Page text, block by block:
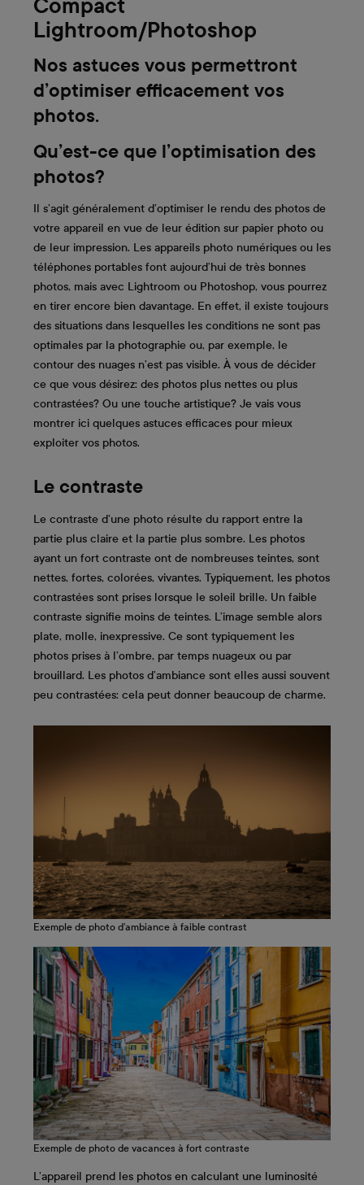
Compact
Lightroom/Photoshop
Nos astuces vous permettront
d’optimiser efficacement vos
photos.
Qu’est-ce que l’optimisation des
photos?
Il s’agit généralement d’optimiser le rendu des photos de
votre appareil en vue de leur édition sur papier photo ou
de leur impression. Les appareils photo numériques ou les
téléphones portables font aujourd’hui de très bonnes
photos, mais avec Lightroom ou Photoshop, vous pourrez
en tirer encore bien davantage. En effet, il existe toujours
des situations dans lesquelles les conditions ne sont pas
optimales par la photographie ou, par exemple, le
contour des nuages n’est pas visible. À vous de décider
ce que vous désirez: des photos plus nettes ou plus
contrastées? Ou une touche artistique? Je vais vous
montrer ici quelques astuces efficaces pour mieux
exploiter vos photos.
Le contraste
Le contraste d’une photo résulte du rapport entre la
partie plus claire et la partie plus sombre. Les photos
ayant un fort contraste ont de nombreuses teintes, sont
nettes, fortes, colorées, vivantes. Typiquement, les photos
contrastées sont prises lorsque le soleil brille. Un faible
contraste signifie moins de teintes. L’image semble alors
plate, molle, inexpressive. Ce sont typiquement les
photos prises à l’ombre, par temps nuageux ou par
brouillard. Les photos d’ambiance sont elles aussi souvent
peu contrastées: cela peut donner beaucoup de charme.
Exemple de photo d’ambiance à faible contrast
Exemple de photo de vacances à fort contraste
L’appareil prend les photos en calculant une luminosité